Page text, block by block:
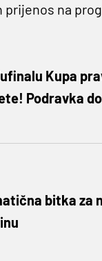
prijenos na
Kupa
Podravka
bitka za